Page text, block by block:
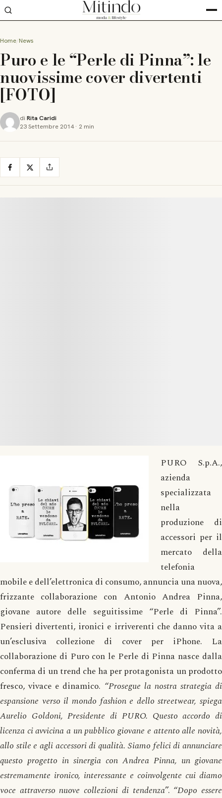
Home News
Puro e le “Perle di Pinna”: le
nuovissime cover divertenti
[FOTO]
di Rita Caridi
23 Settembre 2014· 2 min
PURO S.p.A.,
azienda
specializzata
nella
produzione di
accessori per il
mercato della
telefonia
mobile e dell’elettronica di consumo, annuncia una nuova,
frizzante collaborazione con Antonio Andrea Pinna,
giovane autore delle seguitissime “Perle di Pinna”.
Pensieri divertenti, ironici e irriverenti che danno vita a
un’esclusiva collezione di cover per iPhone. La
collaborazione di Puro con le Perle di Pinna nasce dalla
conferma di un trend che ha per protagonista un prodotto
fresco, vivace e dinamico. “Prosegue la nostra strategia di
espansione verso il mondo fashion e dello streetwear, spiega
Aurelio Goldoni, Presidente di PURO. Questo accordo di
licenza ci avvicina a un pubblico giovane e attento alle novità,
allo stile e agli accessori di qualità. Siamo felici di annunciare
questo progetto in sinergia con Andrea Pinna, un giovane
estremamente ironico, interessante e coinvolgente cui diamo
voce attraverso nuove collezioni di tendenza”. “Dopo essere